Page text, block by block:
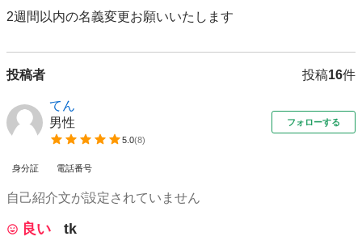
2週間以内の名義変更お願いいたします
投稿者 投稿16件
てん
男性
5.0(8)
フォローする
身分証 電話番号
自己紹介文が設定されていません
良い tk